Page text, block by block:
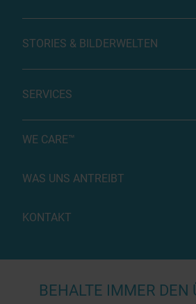
STORIES & BILDERWELTEN
SERVICES
WE CARE™
WAS UNS ANTREIBT
KONTAKT
BEHALTE IMMER DEN